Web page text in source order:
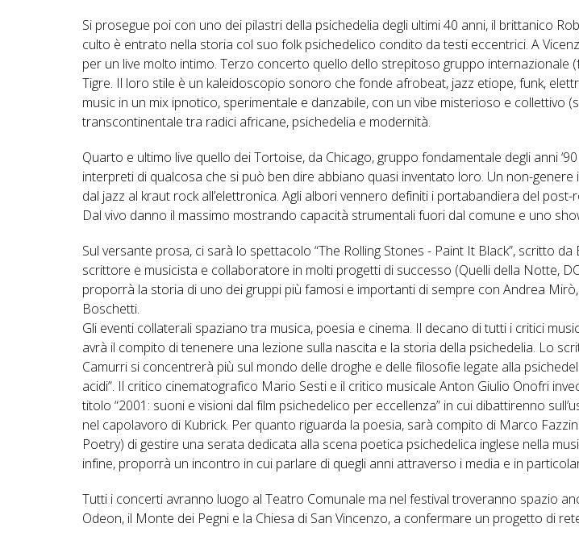
Si prosegue poi con uno dei pilastri della psichedelia degli ultimi 40 anni, il brittanico
culto è entrato nella storia col suo folk psichedelico condito da testi eccentrici. A
per un live molto intimo. Terzo concerto quello dello strepitoso gruppo internazionale
Tigre. Il loro stile è un kaleidoscopio sonoro che fonde afrobeat, jazz etiope, funk,
music in un mix ipnotico, sperimentale e danzabile, con un vibe misterioso e collettivo
transcontinentale tra radici africane, psichedelia e modernità.
Quarto e ultimo live quello dei Tortoise, da Chicago, gruppo fondamentale degli anni
interpreti di qualcosa che si può ben dire abbiano quasi inventato loro. Un non-
dal jazz al kraut rock all’elettronica. Agli albori vennero definiti i portabandiera del
Dal vivo danno il massimo mostrando capacità strumentali fuori dal comune e uno
Sul versante prosa, ci sarà lo spettacolo “The Rolling Stones - Paint It Black”, scritto
scrittore e musicista e collaboratore in molti progetti di successo (Quelli della Notte,
proporrà la storia di uno dei gruppi più famosi e importanti di sempre con Andrea
Boschetti.
Gli eventi collaterali spaziano tra musica, poesia e cinema. Il decano di tutti i critici
avrà il compito di tenenere una lezione sulla nascita e la storia della psichedelia. Lo
Camurri si concentrerà più sul mondo delle droghe e delle filosofie legate alla
acidi”. Il critico cinematografico Mario Sesti e il critico musicale Anton Giulio Onofri
titolo “2001: suoni e visioni dal film psichedelico per eccellenza” in cui dibattirenno
nel capolavoro di Kubrick. Per quanto riguarda la poesia, sarà compito di Marco
Poetry) di gestire una serata dedicata alla scena poetica psichedelica inglese nella
infine, proporrà un incontro in cui parlare di quegli anni attraverso i media e in
Tutti i concerti avranno luogo al Teatro Comunale ma nel festival troveranno spazio
Odeon, il Monte dei Pegni e la Chiesa di San Vincenzo, a confermare un progetto di